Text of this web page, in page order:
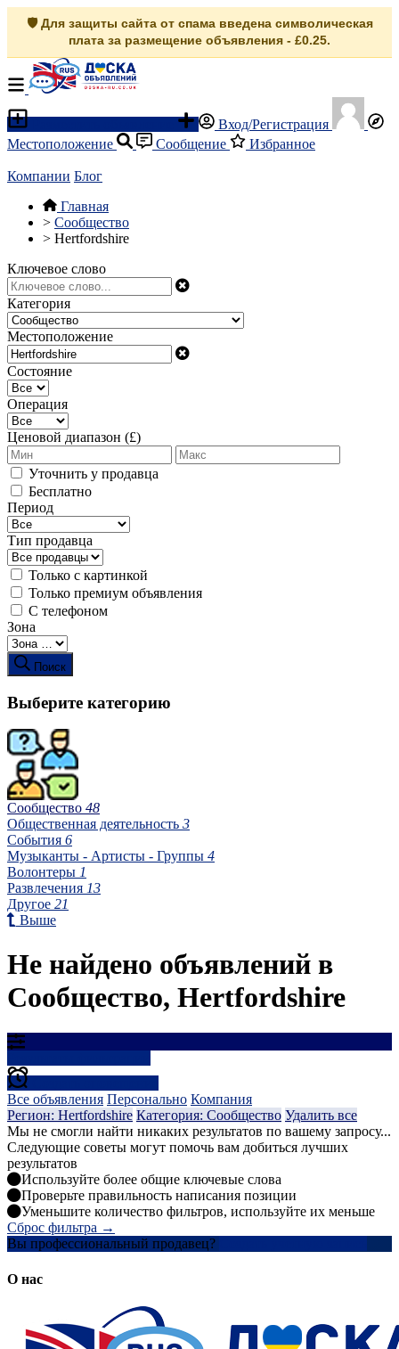
🛡️ Для защиты сайта от спама введена символическая
плата за размещение объявления - £0.25.
Вход/Регистрация
Местоположение
Сообщение Избранное
Компании Блог
Главная
> Сообщество
> Hertfordshire
Ключевое слово
Категория
Местоположение
Состояние
Операция
Ценовой диапазон (£)
Уточнить у продавца
Бесплатно
Период
Тип продавца
Только с картинкой
Только премиум объявления
С телефоном
Зона
Поиск
Выберите категорию
Сообщество 48
Общественная деятельность 3
События 6
Музыканты - Артисты - Группы 4
Волонтеры 1
Развлечения 13
Другое 21
Выше
Не найдено объявлений в
Сообщество, Hertfordshire
Все объявления Персонально Компания
Регион: Hertfordshire Категория: Сообщество Удалить все
Мы не смогли найти никаких результатов по вашему запросу...
Следующие советы могут помочь вам добиться лучших
результатов
Используйте более общие ключевые слова
Проверьте правильность написания позиции
Уменьшите количество фильтров, используйте их меньше
Сброс фильтра →
Вы профессиональный продавец?
О нас